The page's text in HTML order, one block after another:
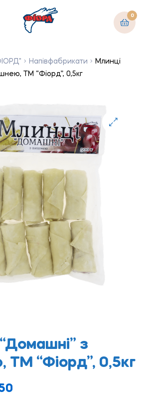
0
Напівфабрикати
Млинці
ТМ “Фіорд”, 0,5кг
з
ТМ “Фіорд”, 0,5кг